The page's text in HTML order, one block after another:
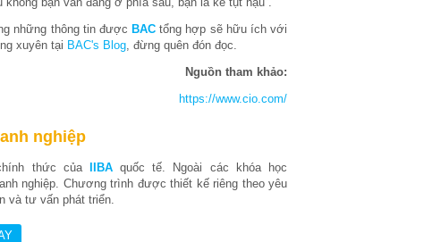
những thông tin được BAC tổng hợp sẽ hữu ích với
xuyên tại BAC's Blog, đừng quên đón đọc.
Nguồn tham khảo:
https://www.cio.com/
nghiệp
thức của IIBAquốc tế. Ngoài các khóa học
nghiệp. Chương trình được thiết kế riêng theo yêu
và tư vấn phát triển.